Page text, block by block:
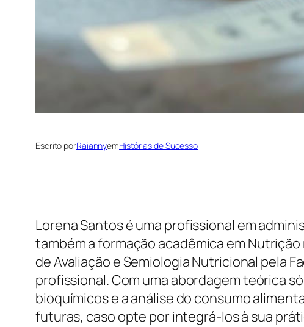
Escrito porRaiannyemHistórias de Sucesso
Lorena Santos é uma profissional em
também a formação acadêmica em
de Avaliação e Semiologia Nutricional pela
profissional. Com uma abordagem teórica
bioquímicos e a análise do consumo
futuras, caso opte por integrá-los à sua